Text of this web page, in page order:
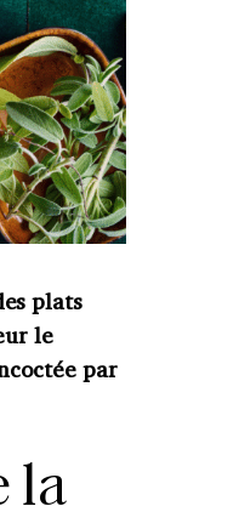
plats
le
par
la